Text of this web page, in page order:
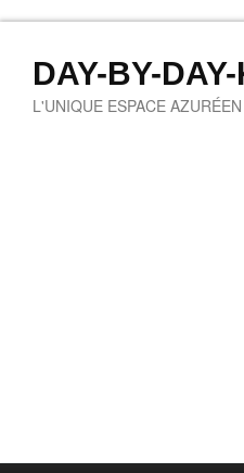
DAY-BY-
L'UNIQUE ESPACE